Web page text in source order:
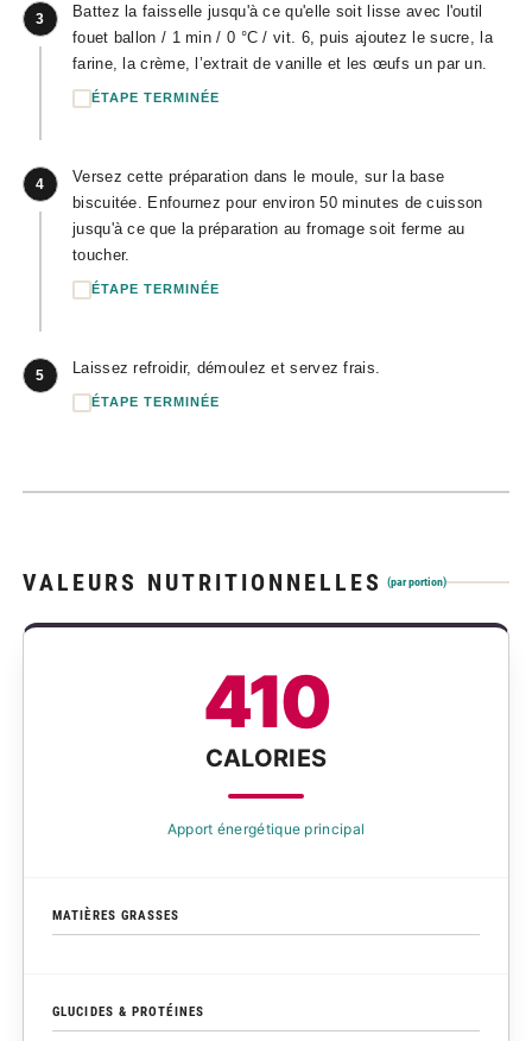
3
Battez la faisselle jusqu'à ce qu'elle soit lisse avec l'outil
fouet ballon / 1 min / 0 °C / vit. 6, puis ajoutez le sucre, la
farine, la crème, l’extrait de vanille et les œufs un par un.
ÉTAPE TERMINÉE
4
Versez cette préparation dans le moule, sur la base
biscuitée. Enfournez pour environ 50 minutes de cuisson
jusqu'à ce que la préparation au fromage soit ferme au
toucher.
ÉTAPE TERMINÉE
5 Laissez refroidir, démoulez et servez frais.
ÉTAPE TERMINÉE
VALEURS NUTRITIONNELLES (par portion)
410
CALORIES
Apport énergétique principal
MATIÈRES GRASSES
GLUCIDES & PROTÉINES